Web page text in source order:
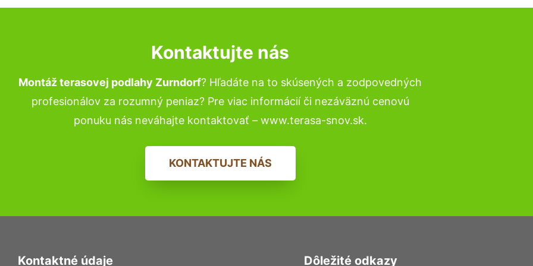
Kontaktujte nás
Montáž terasovej podlahy Zurndorf? Hľadáte na to skúsených a zodpovedných
profesionálov za rozumný peniaz? Pre viac informácií či nezáväznú cenovú
ponuku nás neváhajte kontaktovať – www.terasa-snov.sk.
KONTAKTUJTE NÁS
Kontaktné údaje Dôležité odkazy